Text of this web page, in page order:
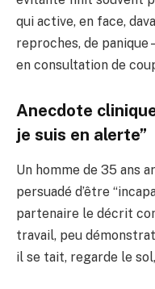
qui active, en face,
reproches, de
en consultation de
Anecdote
je suis en alerte”
Un homme de 35 ans
persuadé d’être
partenaire le décrit
travail, peu
il se tait, regarde le